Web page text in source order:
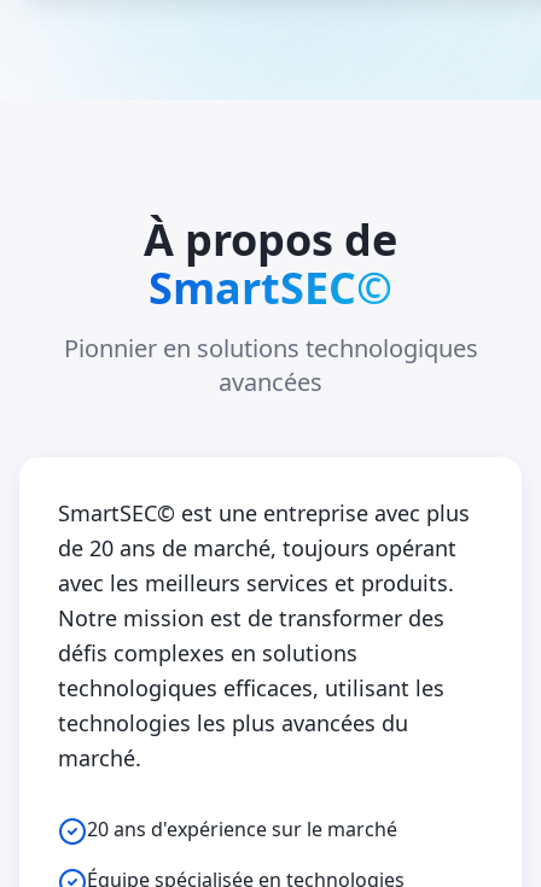
À propos de
SmartSEC©
Pionnier en solutions technologiques
avancées
SmartSEC© est une entreprise avec plus
de 20 ans de marché, toujours opérant
avec les meilleurs services et produits.
Notre mission est de transformer des
défis complexes en solutions
technologiques efficaces, utilisant les
technologies les plus avancées du
marché.
20 ans d'expérience sur le marché
Équipe spécialisée en technologies